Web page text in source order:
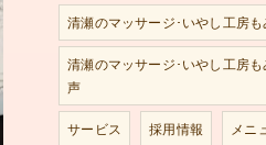
清瀬のマッサージ･いやし工房
清瀬のマッサージ･いやし工房
声
サービス 採用情報 メニ